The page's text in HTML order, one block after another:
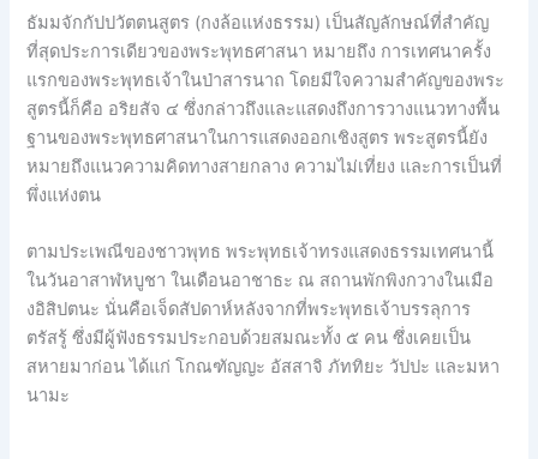
ธัมมจักกัปปวัตตนสูตร (กงล้อแห่งธรรม) เป็นสัญลักษณ์ที่สำคัญ
ที่สุดประการเดียวของพระพุทธศาสนา หมายถึง การเทศนาครั้ง
แรกของพระพุทธเจ้าในป่าสารนาถ โดยมีใจความสำคัญของพระ
สูตรนี้ก็คือ อริยสัจ ๔ ซึ่งกล่าวถึงและแสดงถึงการวางแนวทางพื้น
ฐานของพระพุทธศาสนาในการแสดงออกเชิงสูตร พระสูตรนี้ยัง
หมายถึงแนวความคิดทางสายกลาง ความไม่เที่ยง และการเป็นที่
พึ่งแห่งตน
ตามประเพณีของชาวพุทธ พระพุทธเจ้าทรงแสดงธรรมเทศนานี้
ในวันอาสาฬหบูชา ในเดือนอาชาธะ ณ สถานพักพิงกวางในเมือ
งอิสิปตนะ นั่นคือเจ็ดสัปดาห์หลังจากที่พระพุทธเจ้าบรรลุการ
ตรัสรู้ ซึ่งมีผู้ฟังธรรมประกอบด้วยสมณะทั้ง ๕ คน ซึ่งเคยเป็น
สหายมาก่อน ได้แก่ โกณฑัญญะ อัสสาจิ ภัททิยะ วัปปะ และมหา
นามะ